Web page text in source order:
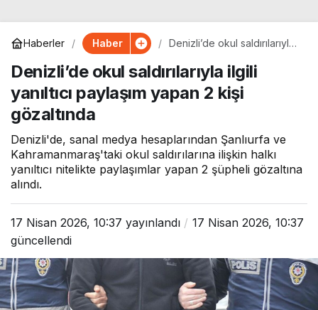
Haberler Haber
Denizli’de okul saldırılarıyla
2 kişi gözaltında
Denizli’de okul saldırılarıyla ilgili
yanıltıcı paylaşım yapan 2 kişi
gözaltında
Denizli'de, sanal medya hesaplarından Şanlıurfa ve
Kahramanmaraş'taki okul saldırılarına ilişkin halkı
yanıltıcı nitelikte paylaşımlar yapan 2 şüpheli gözaltına
alındı.
17 Nisan 2026, 10:37 yayınlandı
17 Nisan 2026, 10:37
güncellendi